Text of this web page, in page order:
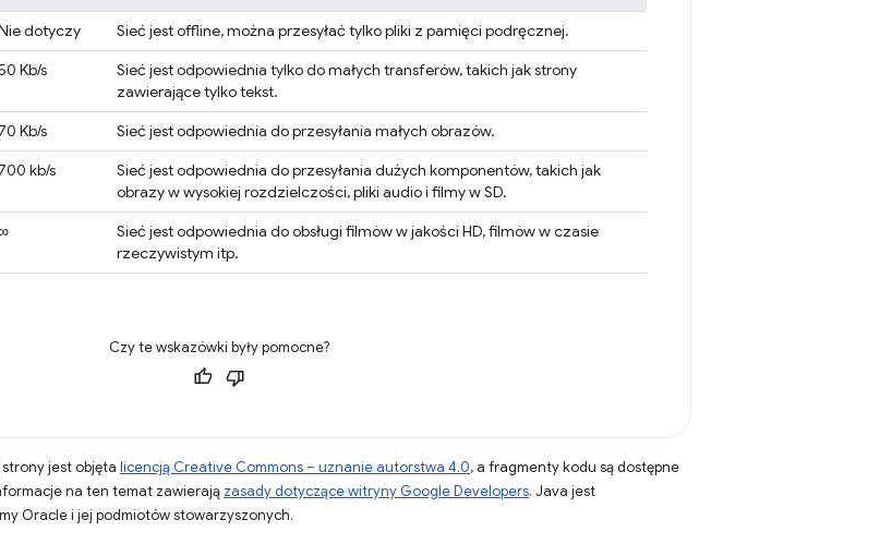
dotyczy
Sieć jest offline, można przesyłać tylko pliki z pamięci podręcznej.
Kb/s
Sieć jest odpowiednia tylko do małych transferów, takich jak strony
zawierające tylko tekst.
70 Kb/s
Sieć jest odpowiednia do przesyłania małych obrazów.
700 kb/s
Sieć jest odpowiednia do przesyłania dużych komponentów, takich jak
obrazy w wysokiej rozdzielczości, pliki audio i filmy w SD.
Sieć jest odpowiednia do obsługi filmów w jakości HD, filmów w czasie
rzeczywistym itp.
Czy te wskazówki były pomocne?
jest objęta licencją Creative Commons – uznanie autorstwa 4.0, a fragmenty kodu są dostępne
na ten temat zawierają zasady dotyczące witryny Google Developers. Java jest
Oracle i jej podmiotów stowarzyszonych.